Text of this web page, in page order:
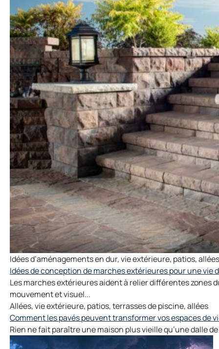
Idées d’aménagements en dur,vie extérieure, patios,allées
Idées de conception de marches extérieures pour une
Les marches extérieures aident à relier différentes zones
mouvement et visuel...
Allées,vie extérieure, patios,terrasses de piscine,allées
Comment les pavés peuvent transformer vos espaces de
Rien ne fait paraître une maison plus vieille qu’une dalle